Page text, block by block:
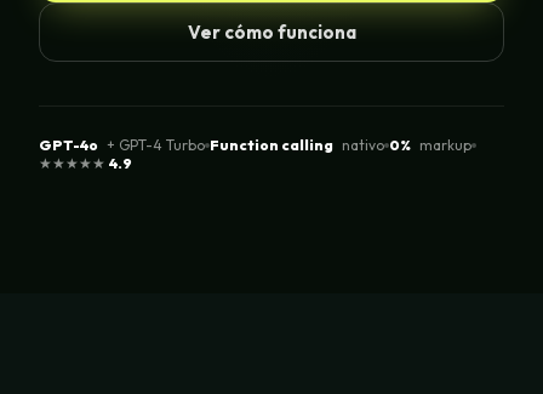
Ver cómo funciona
GPT-4o + GPT-4 Turbo Function calling nativo 0% markup
★★★★★ 4.9